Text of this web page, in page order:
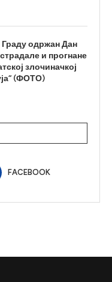
одржан Дан
и прогнане
злочиначкој
(ФОТО)
FACEBOOK